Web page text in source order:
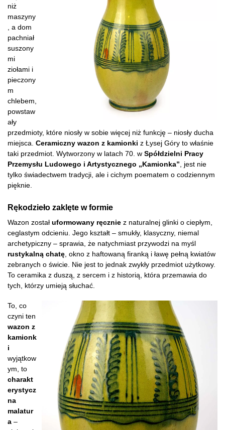
niż
maszyny
, a dom
pachniał
suszony
mi
ziołami i
pieczony
m
chlebem,
powstaw
ały
przedmioty, które niosły w sobie więcej niż funkcję – niosły ducha
miejsca. Ceramiczny wazon z kamionki z Łysej Góry to właśnie
taki przedmiot. Wytworzony w latach 70. w Spółdzielni Pracy
Przemysłu Ludowego i Artystycznego „Kamionka” , jest nie
tylko świadectwem tradycji, ale i cichym poematem o codziennym
pięknie.
Rękodzieło zaklęte w formie
Wazon został uformowany ręcznie z naturalnej glinki o ciepłym,
ceglastym odcieniu. Jego kształt – smukły, klasyczny, niemal
archetypiczny – sprawia, że natychmiast przywodzi na myśl
rustykalną chatę , okno z haftowaną firanką i ławę pełną kwiatów
zebranych o świcie. Nie jest to jednak zwykły przedmiot użytkowy.
To ceramika z duszą, z sercem i z historią, która przemawia do
tych, którzy umieją słuchać.
To, co
czyni ten
wazon z
kamionk
i
wyjątkow
ym, to
charakt
erystycz
na
malatur
a –